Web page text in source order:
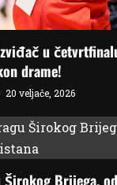
u
drame!
20 veljače, 2026
Širokog Brijega,